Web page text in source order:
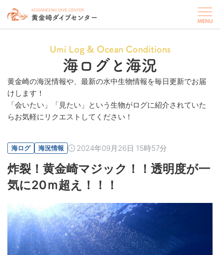
Umi Log & Ocean Conditions
海ログと海況
黄金崎の海況情報や、最新の水中生物情報を毎日更新でお届
けします！
「会いたい」「見たい」という生物がログに紹介されていた
らお気軽にリクエストしてください！
海ログ 海況情報 2024年09月26日 15時57分
炸裂！黄金崎マジック！！透明度が一
気に20ｍ超え！！！